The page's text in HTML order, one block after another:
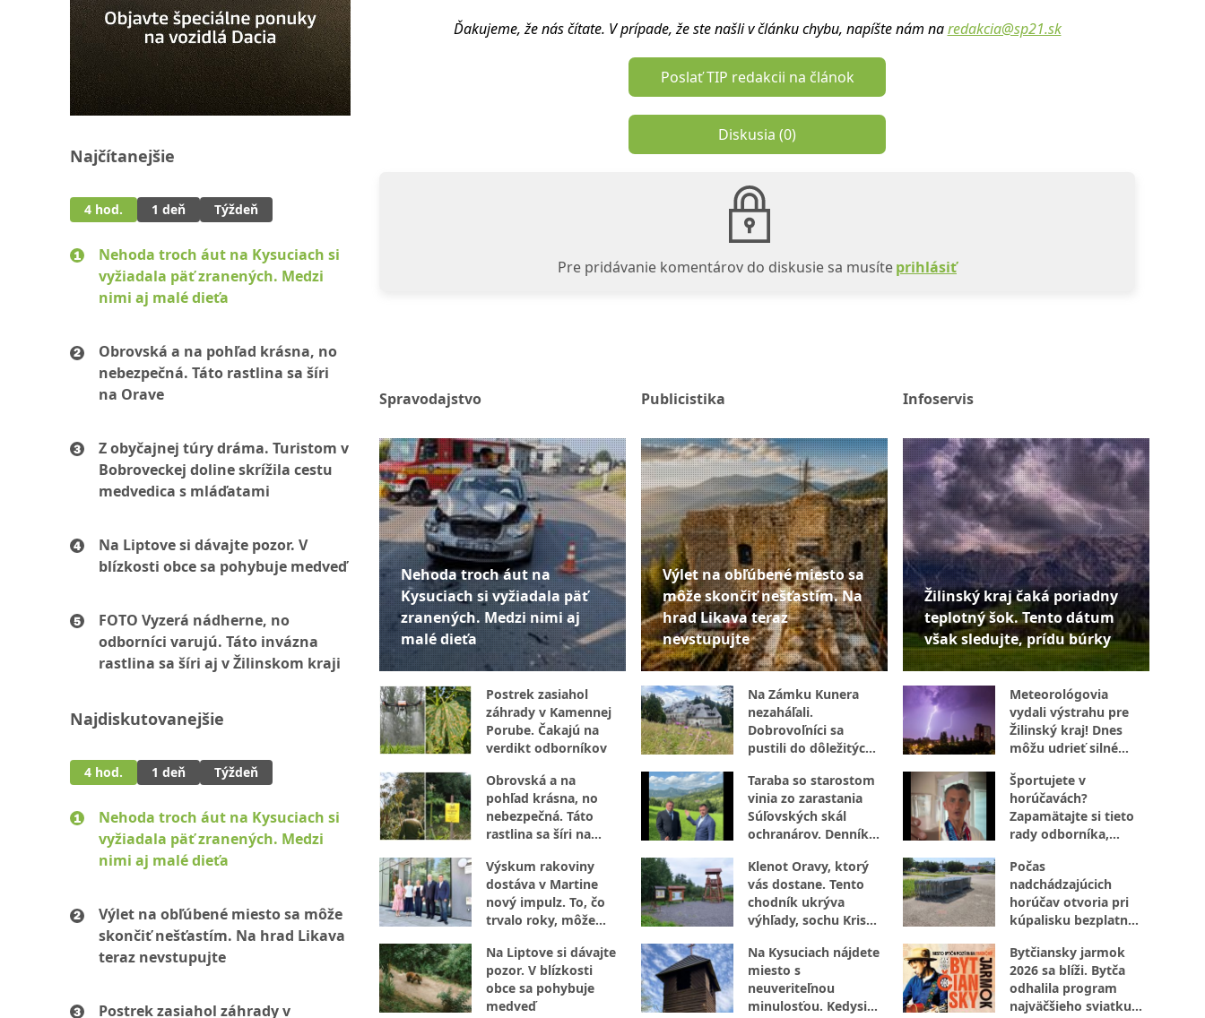
Najčítanejšie
4 hod. 1 deň Týždeň
Nehoda troch áut na Kysuciach si
vyžiadala päť zranených. Medzi
nimi aj malé dieťa
Obrovská a na pohľad krásna, no
nebezpečná. Táto rastlina sa šíri
na Orave
Z obyčajnej túry dráma. Turistom v
Bobroveckej doline skrížila cestu
medvedica s mláďatami
Na Liptove si dávajte pozor. V
blízkosti obce sa pohybuje medveď
FOTO Vyzerá nádherne, no
odborníci varujú. Táto invázna
rastlina sa šíri aj v Žilinskom kraji
Najdiskutovanejšie
4 hod. 1 deň Týždeň
Nehoda troch áut na Kysuciach si
vyžiadala päť zranených. Medzi
nimi aj malé dieťa
Výlet na obľúbené miesto sa môže
skončiť nešťastím. Na hrad Likava
teraz nevstupujte
Postrek zasiahol záhrady v
Ďakujeme, že nás čítate. V prípade, že ste našli v článku chybu, napíšte nám na redakcia@sp21.sk
Poslať TIP redakcii na článok
Diskusia (0)
Pre pridávanie komentárov do diskusie sa musíteprihlásiť
Spravodajstvo
Nehoda troch áut na
Kysuciach si vyžiadala päť
zranených. Medzi nimi aj
malé dieťa
Postrek zasiahol
záhrady v Kamennej
Porube. Čakajú na
verdikt odborníkov
Obrovská a na
pohľad krásna, no
nebezpečná. Táto
rastlina sa šíri na
Výskum rakoviny
dostáva v Martine
nový impulz. To, čo
trvalo roky, môže
Na Liptove si dávajte
pozor. V blízkosti
obce sa pohybuje
medveď
Publicistika
Výlet na obľúbené miesto sa
môže skončiť nešťastím. Na
hrad Likava teraz
nevstupujte
Na Zámku Kunera
nezaháľali.
Dobrovoľníci sa
pustili do dôležitých
Taraba so starostom
vinia zo zarastania
Súľovských skál
ochranárov. Denník
Klenot Oravy, ktorý
vás dostane. Tento
chodník ukrýva
výhľady, sochu Krista
Na Kysuciach nájdete
miesto s
neuveriteľnou
minulosťou. Kedysi
Infoservis
Žilinský kraj čaká poriadny
teplotný šok. Tento dátum
však sledujte, prídu búrky
Meteorológovia
vydali výstrahu pre
Žilinský kraj! Dnes
môžu udrieť silné
krúpami
Športujete v
horúčavách?
Zapamätajte si tieto
rady odborníka,
Počas
nadchádzajúcich
horúčav otvoria pri
kúpalisku bezplatné
sprístupní pozemky?
Bytčiansky jarmok
2026 sa blíži. Bytča
odhalila program
najväčšieho sviatku